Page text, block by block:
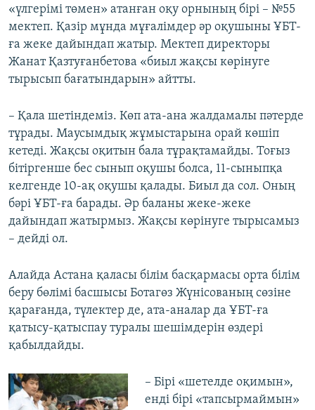
«үлгерімі төмен» атанған оқу орнының бірі – №55
мектеп. Қазір мұнда мұғалімдер әр оқушыны ҰБТ-
ға жеке дайындап жатыр. Мектеп директоры
Жанат Қазтуғанбетова «биыл жақсы көрінуге
тырысып бағатындарын» айтты.
– Қала шетіндеміз. Көп ата-ана жалдамалы пәтерде
тұрады. Маусымдық жұмыстарына орай көшіп
кетеді. Жақсы оқитын бала тұрақтамайды. Тоғыз
бітіргенше бес сынып оқушы болса, 11-сыныпқа
келгенде 10-ақ оқушы қалады. Биыл да сол. Оның
бәрі ҰБТ-ға барады. Әр баланы жеке-жеке
дайындап жатырмыз. Жақсы көрінуге тырысамыз
– дейді ол.
Алайда Астана қаласы білім басқармасы орта білім
беру бөлімі басшысы Ботагөз Жүнісованың сөзіне
қарағанда, түлектер де, ата-аналар да ҰБТ-ға
қатысу-қатыспау туралы шешімдерін өздері
қабылдайды.
– Бірі «шетелде оқимын»,
енді бірі «тапсырмаймын»